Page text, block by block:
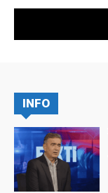
INFO